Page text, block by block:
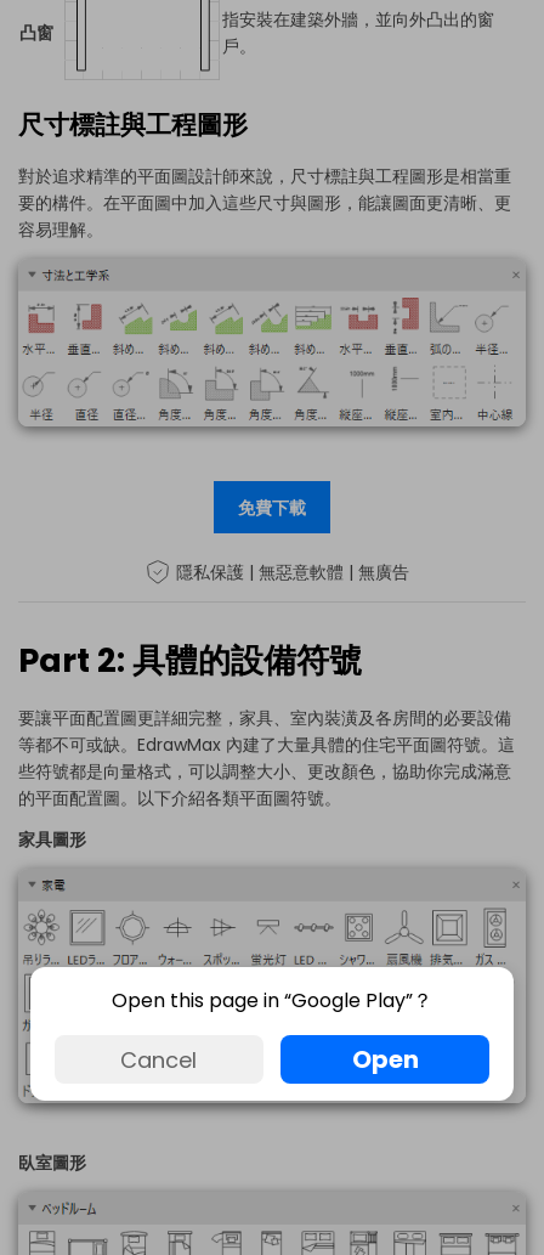
凸窗
指安裝在建築外牆，並向外凸出的窗
戶。
尺寸標註與工程圖形
對於追求精準的平面圖設計師來說，尺寸標註與工程圖形是相當重
要的構件。在平面圖中加入這些尺寸與圖形，能讓圖面更清晰、更
容易理解。
免費下載
隱私保護 | 無惡意軟體 | 無廣告
Part 2: 具體的設備符號
要讓平面配置圖更詳細完整，家具、室內裝潢及各房間的必要設備
等都不可或缺。EdrawMax 內建了大量具體的住宅平面圖符號。這
些符號都是向量格式，可以調整大小、更改顏色，協助你完成滿意
的平面配置圖。以下介紹各類平面圖符號。
家具圖形
臥室圖形
Open this page in “Google Play”？
Cancel Open